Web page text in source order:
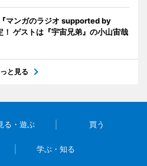
マンガのラジオ supported by
ゲストは『宇宙兄弟』の小山宙哉
と見る
る・遊ぶ 買う
学ぶ・知る